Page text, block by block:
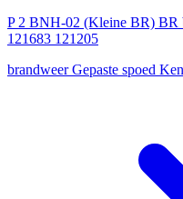
P 2 BNH-02 (Kleine BR) BR
121683 121205
brandweerGepaste spoed